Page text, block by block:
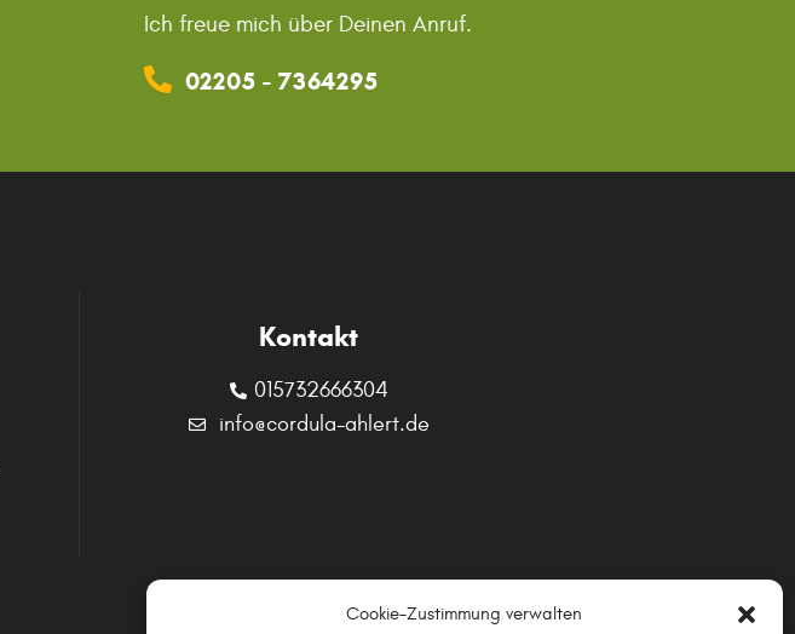
Cookie-Zustimmung verwalten
Ich freue mich über Deinen Anruf.
02205 - 7364295
Kontakt
015732666304
info@cordula-ahlert.de